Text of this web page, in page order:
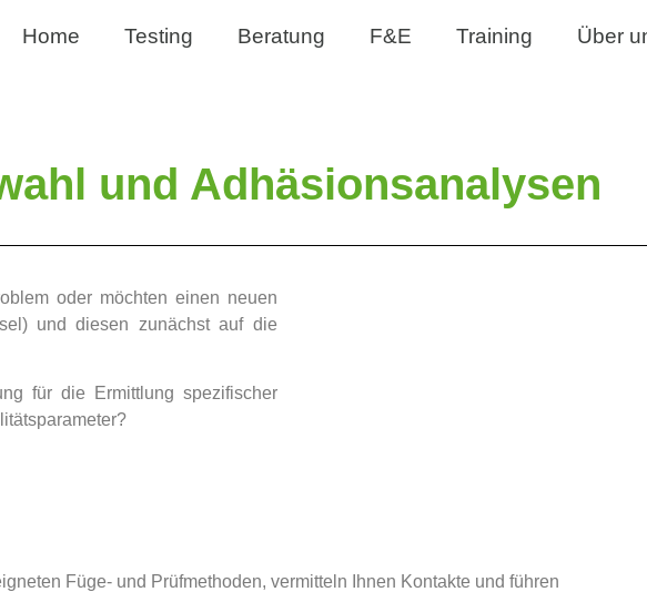
Home Testing Beratung F&E Training Über
und Adhäsionsanalysen
oder möchten einen neuen
und diesen zunächst auf die
für die Ermittlung spezifischer
Füge- und Prüfmethoden, vermitteln Ihnen Kontakte und führen